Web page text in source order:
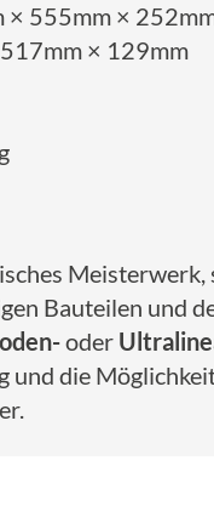
× 555mm ×
× 129mm
Bauteilen und
oder
die